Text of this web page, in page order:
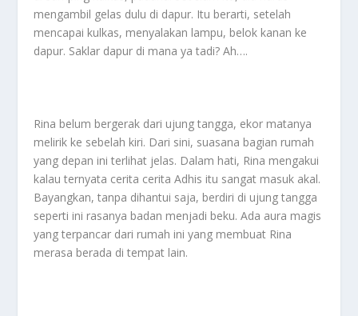
mengambil gelas dulu di dapur. Itu berarti, setelah
mencapai kulkas, menyalakan lampu, belok kanan ke
dapur. Saklar dapur di mana ya tadi? Ah….
Rina belum bergerak dari ujung tangga, ekor matanya
melirik ke sebelah kiri. Dari sini, suasana bagian rumah
yang depan ini terlihat jelas. Dalam hati, Rina mengakui
kalau ternyata cerita cerita Adhis itu sangat masuk akal.
Bayangkan, tanpa dihantui saja, berdiri di ujung tangga
seperti ini rasanya badan menjadi beku. Ada aura magis
yang terpancar dari rumah ini yang membuat Rina
merasa berada di tempat lain.